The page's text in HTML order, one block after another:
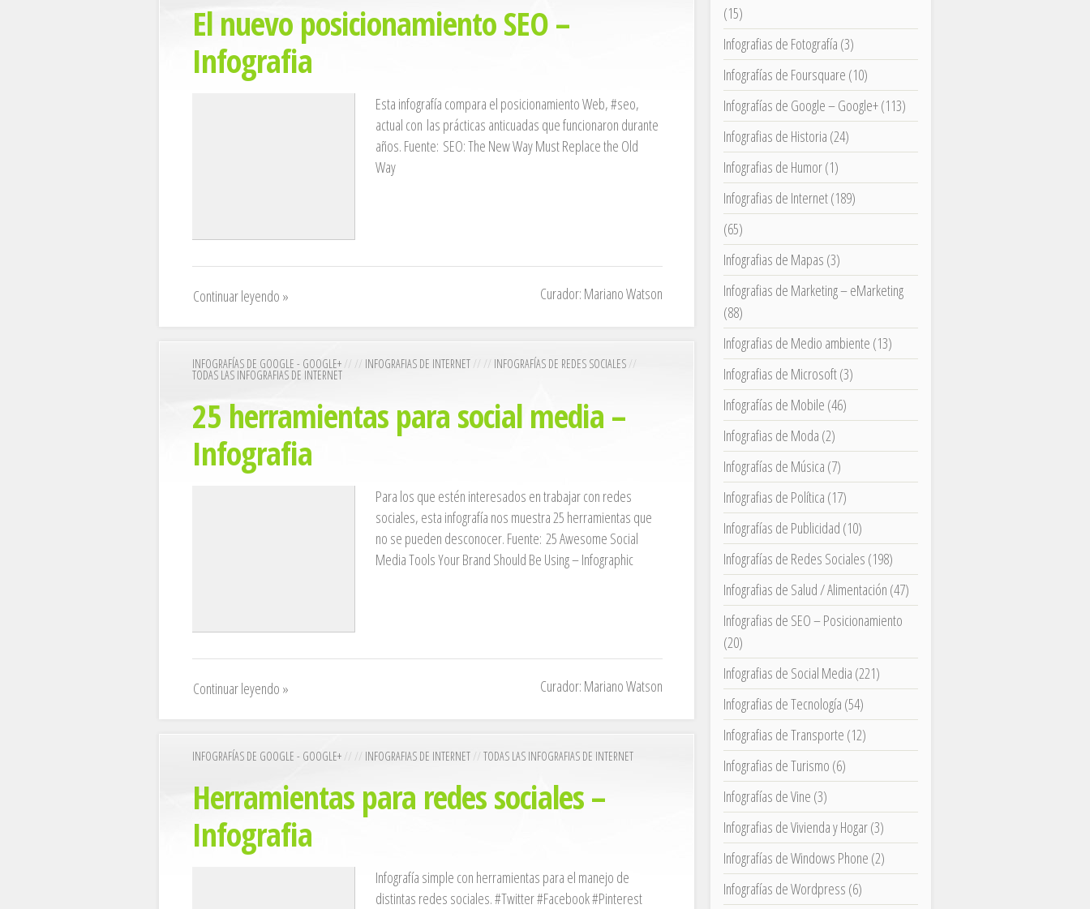
El nuevo posicionamiento SEO –
Infografia
Esta infografía compara el posicionamiento Web, #seo,
actual con las prácticas anticuadas que funcionaron durante
años. Fuente: SEO: The New Way Must Replace the Old
Way
Continuar leyendo » Curador: Mariano Watson
INFOGRAFÍAS DE GOOGLE - GOOGLE+ // // INFOGRAFIAS DE INTERNET // // INFOGRAFÍAS DE REDES SOCIALES //
TODAS LAS INFOGRAFIAS DE INTERNET
25 herramientas para social media –
Infografia
Para los que estén interesados en trabajar con redes
sociales, esta infografía nos muestra 25 herramientas que
no se pueden desconocer. Fuente: 25 Awesome Social
Media Tools Your Brand Should Be Using – Infographic
Continuar leyendo » Curador: Mariano Watson
INFOGRAFÍAS DE GOOGLE - GOOGLE+ // // INFOGRAFIAS DE INTERNET // TODAS LAS INFOGRAFIAS DE INTERNET
Herramientas para redes sociales –
Infografia
Infografía simple con herramientas para el manejo de
distintas redes sociales. #Twitter #Facebook #Pinterest
(15)
Infografias de Fotografía (3)
Infografías de Foursquare (10)
Infografías de Google – Google+(113)
Infografias de Historia (24)
Infografias de Humor(1)
Infografias de Internet(189)
(65)
Infografias de Mapas (3)
Infografias de Marketing – eMarketing
(88)
Infografias de Medio ambiente (13)
Infografias de Microsoft(3)
Infografías de Mobile (46)
Infografias de Moda (2)
Infografías de Música (7)
Infografias de Política (17)
Infografías de Publicidad (10)
Infografías de Redes Sociales (198)
Infografias de Salud / Alimentación (47)
Infografias de SEO – Posicionamiento
(20)
Infografias de Social Media (221)
Infografias de Tecnología (54)
Infografias de Transporte (12)
Infografias de Turismo (6)
Infografías de Vine (3)
Infografias de Vivienda y Hogar(3)
Infografías de Windows Phone (2)
Infografías de Wordpress (6)